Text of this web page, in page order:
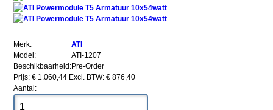
Powermodule
T5
Een
favoriet
Merk:
ATI
Model:
ATI-1207
Beschikbaarheid:Pre-Order
Prijs: € 1.060,44 Excl. BTW: € 876,40
Aantal: